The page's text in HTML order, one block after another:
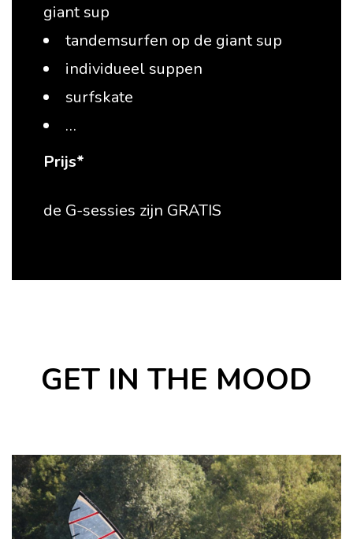
giant sup
tandemsurfen op de giant sup
individueel suppen
surfskate
…
Prijs*
de G-sessies zijn GRATIS
GET IN THE MOOD